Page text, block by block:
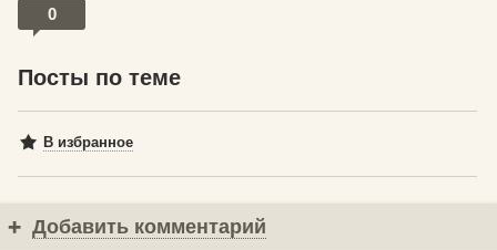
0
Посты по теме
В избранное
Добавить комментарий